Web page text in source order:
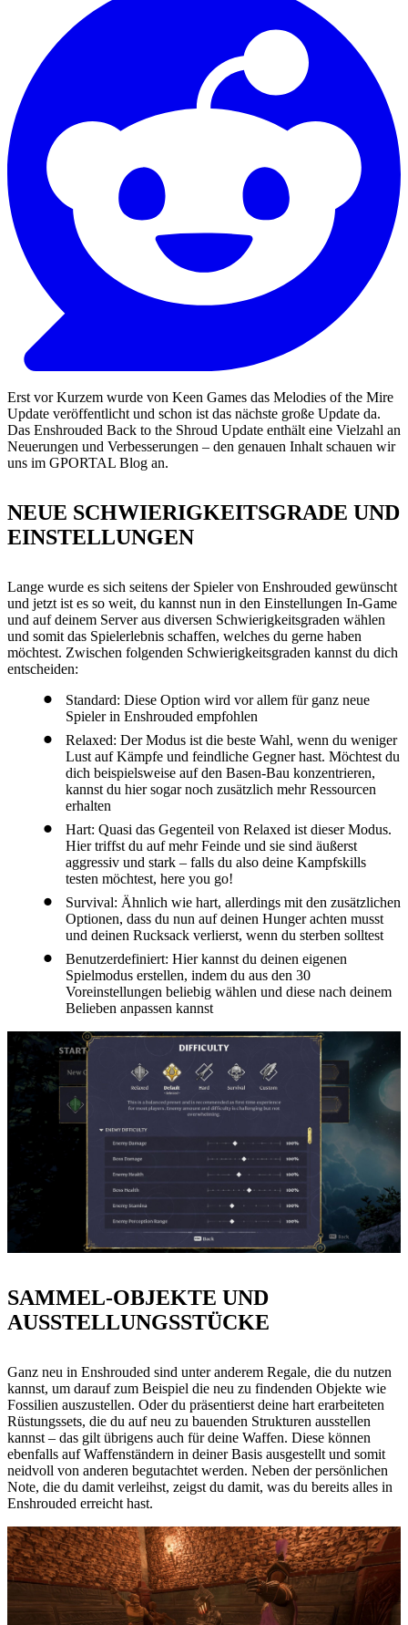
Erst vor Kurzem wurde von Keen Games das Melodies of the Mire
Update veröffentlicht und schon ist das nächste große Update da.
Das Enshrouded Back to the Shroud Update enthält eine Vielzahl an
Neuerungen und Verbesserungen – den genauen Inhalt schauen wir
uns im GPORTAL Blog an.
NEUE SCHWIERIGKEITSGRADE UND
EINSTELLUNGEN
Lange wurde es sich seitens der Spieler von Enshrouded gewünscht
und jetzt ist es so weit, du kannst nun in den Einstellungen In-Game
und auf deinem Server aus diversen Schwierigkeitsgraden wählen
und somit das Spielerlebnis schaffen, welches du gerne haben
möchtest. Zwischen folgenden Schwierigkeitsgraden kannst du dich
entscheiden:
Standard: Diese Option wird vor allem für ganz neue
Spieler in Enshrouded empfohlen
Relaxed: Der Modus ist die beste Wahl, wenn du weniger
Lust auf Kämpfe und feindliche Gegner hast. Möchtest du
dich beispielsweise auf den Basen-Bau konzentrieren,
kannst du hier sogar noch zusätzlich mehr Ressourcen
erhalten
Hart: Quasi das Gegenteil von Relaxed ist dieser Modus.
Hier triffst du auf mehr Feinde und sie sind äußerst
aggressiv und stark – falls du also deine Kampfskills
testen möchtest, here you go!
Survival: Ähnlich wie hart, allerdings mit den zusätzlichen
Optionen, dass du nun auf deinen Hunger achten musst
und deinen Rucksack verlierst, wenn du sterben solltest
Benutzerdefiniert: Hier kannst du deinen eigenen
Spielmodus erstellen, indem du aus den 30
Voreinstellungen beliebig wählen und diese nach deinem
Belieben anpassen kannst
SAMMEL-OBJEKTE UND
AUSSTELLUNGSSTÜCKE
Ganz neu in Enshrouded sind unter anderem Regale, die du nutzen
kannst, um darauf zum Beispiel die neu zu findenden Objekte wie
Fossilien auszustellen. Oder du präsentierst deine hart erarbeiteten
Rüstungssets, die du auf neu zu bauenden Strukturen ausstellen
kannst – das gilt übrigens auch für deine Waffen. Diese können
ebenfalls auf Waffenständern in deiner Basis ausgestellt und somit
neidvoll von anderen begutachtet werden. Neben der persönlichen
Note, die du damit verleihst, zeigst du damit, was du bereits alles in
Enshrouded erreicht hast.